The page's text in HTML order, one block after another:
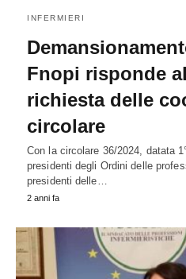
INFERMIERI
Fnopi risponde
richiesta delle
circolare
Con la circolare 36/2024, datata
presidenti degli Ordini delle
presidenti delle…
2 anni fa